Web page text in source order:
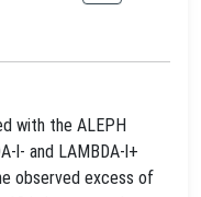
with the ALEPH
l- and LAMBDA-l+
observed excess of